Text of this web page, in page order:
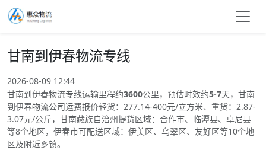
甘南到伊春物流专线
2026-08-09 12:44
甘南到伊春物流专线运输里程约3600公里，预估时效约5-7天，甘南
到伊春物流公司运费报价轻货：277.14-400元/立方米、重货：2.87-
3.07元/公斤，甘南藏族自治州提货区域：合作市、临潭县、卓尼县
等8个地区，伊春市可配送区域：伊美区、乌翠区、友好区等10个地
区及附近乡镇。